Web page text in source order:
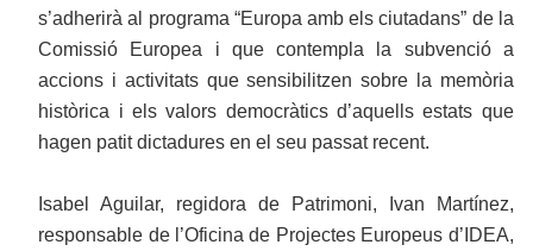
s’adherirà al programa “Europa amb els ciutadans” de la
Comissió Europea i que contempla la subvenció a
accions i activitats que sensibilitzen sobre la memòria
històrica i els valors democràtics d’aquells estats que
hagen patit dictadures en el seu passat recent.
Isabel Aguilar, regidora de Patrimoni, Ivan Martínez,
responsable de l’Oficina de Projectes Europeus d’IDEA,